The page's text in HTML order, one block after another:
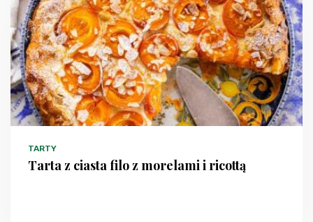
TARTY
Tarta z ciasta filo z morelami i ricottą